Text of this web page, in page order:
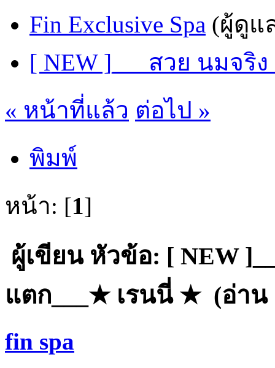
Fin Exclusive Spa (ผู้ดูแ
[ NEW ]___สวย นมจ
« หน้าที่แล้ว ต่อไป »
พิมพ์
หน้า: [1]
ผู้เขียนหัวข้อ: [ NEW
แตก___★ เรนนี่ ★ (อ่าน
fin spa